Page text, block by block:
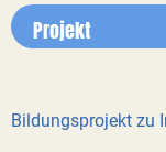
Projekt
Bildungsprojekt zu